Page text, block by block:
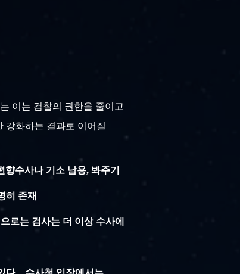
이는 검찰의 권한을 줄이고
강화하는 결과로 이어질
수사나 기소 남용, 봐주기
히 존재
로는 검사는 더 이상 수사에